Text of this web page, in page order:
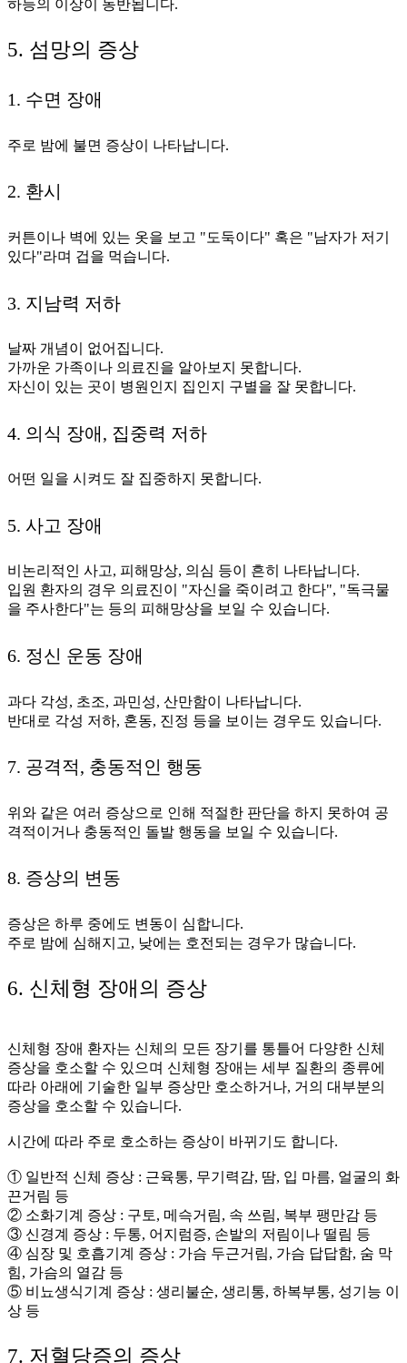
하등의 이상이 동반됩니다.
5. 섬망의 증상
1. 수면 장애
주로 밤에 불면 증상이 나타납니다.
2. 환시
커튼이나 벽에 있는 옷을 보고 "도둑이다" 혹은 "남자가 저기
있다"라며 겁을 먹습니다.
3. 지남력 저하
날짜 개념이 없어집니다.
가까운 가족이나 의료진을 알아보지 못합니다.
자신이 있는 곳이 병원인지 집인지 구별을 잘 못합니다.
4. 의식 장애, 집중력 저하
어떤 일을 시켜도 잘 집중하지 못합니다.
5. 사고 장애
비논리적인 사고, 피해망상, 의심 등이 흔히 나타납니다.
입원 환자의 경우 의료진이 "자신을 죽이려고 한다", "독극물
을 주사한다"는 등의 피해망상을 보일 수 있습니다.
6. 정신 운동 장애
과다 각성, 초조, 과민성, 산만함이 나타납니다.
반대로 각성 저하, 혼동, 진정 등을 보이는 경우도 있습니다.
7. 공격적, 충동적인 행동
위와 같은 여러 증상으로 인해 적절한 판단을 하지 못하여 공
격적이거나 충동적인 돌발 행동을 보일 수 있습니다.
8. 증상의 변동
증상은 하루 중에도 변동이 심합니다.
주로 밤에 심해지고, 낮에는 호전되는 경우가 많습니다.
6. 신체형 장애의 증상
신체형 장애 환자는 신체의 모든 장기를 통틀어 다양한 신체
증상을 호소할 수 있으며 신체형 장애는 세부 질환의 종류에
따라 아래에 기술한 일부 증상만 호소하거나, 거의 대부분의
증상을 호소할 수 있습니다.
시간에 따라 주로 호소하는 증상이 바뀌기도 합니다.
① 일반적 신체 증상 : 근육통, 무기력감, 땀, 입 마름, 얼굴의 화
끈거림 등
② 소화기계 증상 : 구토, 메슥거림, 속 쓰림, 복부 팽만감 등
③ 신경계 증상 : 두통, 어지럼증, 손발의 저림이나 떨림 등
④ 심장 및 호흡기계 증상 : 가슴 두근거림, 가슴 답답함, 숨 막
힘, 가슴의 열감 등
⑤ 비뇨생식기계 증상 : 생리불순, 생리통, 하복부통, 성기능 이
상 등
7. 저혈당증의 증상